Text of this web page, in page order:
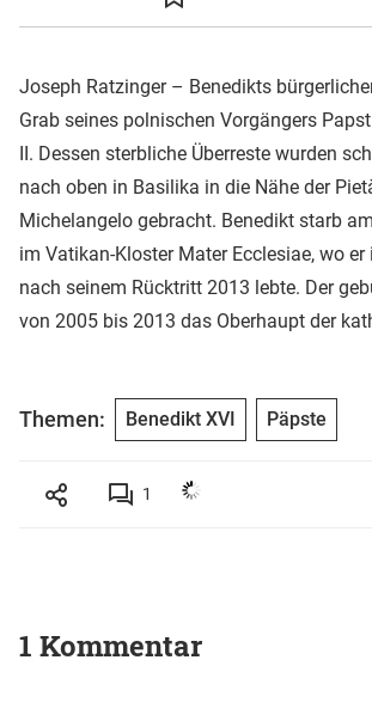
Joseph Ratzinger – Benedikts
Grab seines polnischen Vorgängers
II. Dessen sterbliche Überreste wurden
nach oben in Basilika in die Nähe der
Michelangelo gebracht. Benedikt starb
im Vatikan-Kloster Mater Ecclesiae, wo er
nach seinem Rücktritt 2013 lebte. Der
von 2005 bis 2013 das Oberhaupt der
Themen: Benedikt XVI Päpste
1
1 Kommentar